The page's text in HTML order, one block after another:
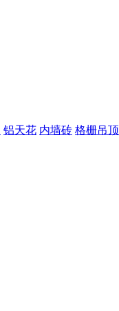
铝天花 内墙砖 格栅吊顶